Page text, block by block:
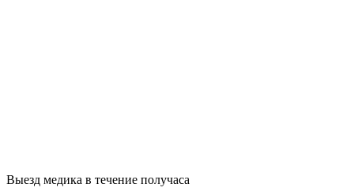
Выезд медика в течение получаса